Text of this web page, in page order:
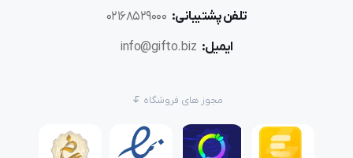
تلفن پشتیبانی: 02168529000
ایمیل: info@gifto.biz
مجوز های فروشگاه